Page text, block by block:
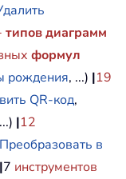
типов диаграмм
формул
рождения, ...) |19
QR-код,
|12
Преобразовать в
|7 инструментов